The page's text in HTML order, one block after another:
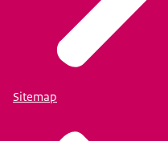
Sitemap